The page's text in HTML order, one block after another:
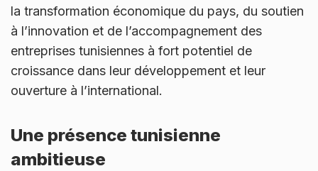
la transformation économique du pays, du soutien
à l’innovation et de l’accompagnement des
entreprises tunisiennes à fort potentiel de
croissance dans leur développement et leur
ouverture à l’international.
Une présence tunisienne
ambitieuse